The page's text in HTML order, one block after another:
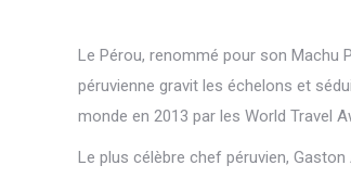
Le Pérou, renommé pour son Machu
péruvienne gravit les échelons et
monde en 2013 par les World Travel
Le plus célèbre chef péruvien,